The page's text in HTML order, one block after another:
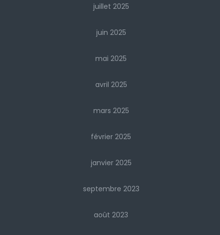
juillet 2025
juin 2025
mai 2025
avril 2025
mars 2025
février 2025
janvier 2025
septembre 2023
août 2023